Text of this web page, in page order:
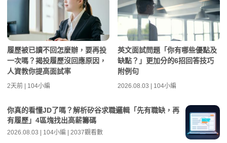
履歷被已讀不回怎麼辦，要再投
一次嗎？揭投履歷沒回應原因，
人資教你提高面試率
2天前 | 104小編
英文面試問題「你有哪些優點及
缺點？」更加分的6招回答技巧
附例句
2026.08.03 | 104小編
你真的看懂JD了嗎？解析矽谷求職邏輯「先有職缺，再
有履歷」4區塊找出高薪籌碼
2026.08.03 | 104小編 | 2037觀看數